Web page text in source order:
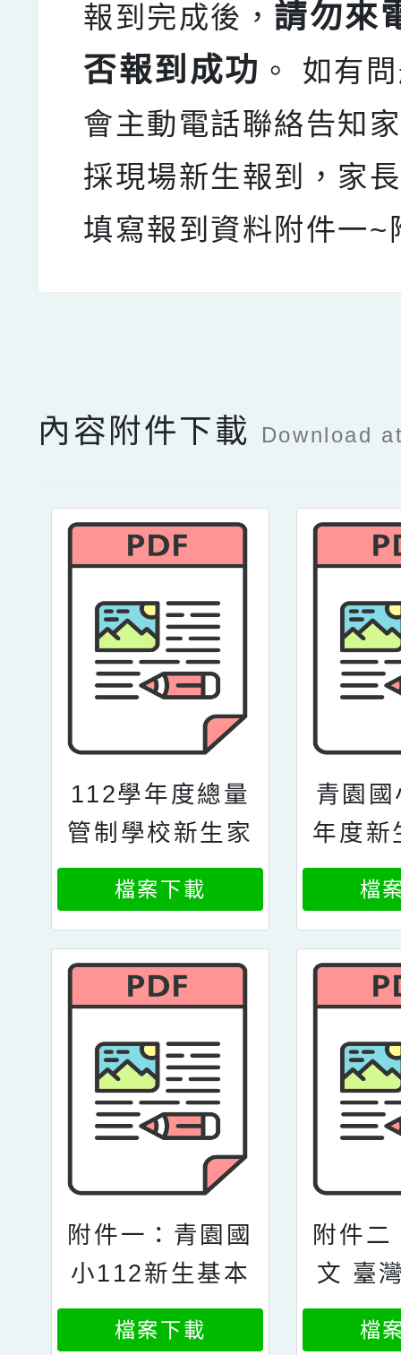
報到完成後， 請勿來
否報到成功 。 如有
會主動電話聯絡告知
採現場新生報到，家
填寫報到資料附件一~
內容附件下載 Download
112學年度總量
管制學校新生家
長報到說明
檔案下載
青園
年度新
檔
附件一：青園國
小112新生基本
資料表.doc
檔案下載
附件二
文 臺
住民語
檔